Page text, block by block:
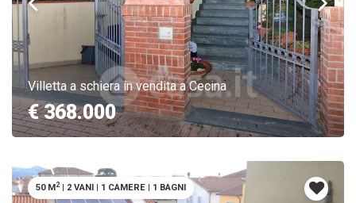
Villetta a schiera in vendita a Cecina
€ 368.000
50 M2 | 2 VANI | 1 CAMERE | 1 BAGNI